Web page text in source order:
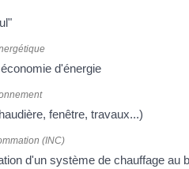
d'énergie
fenêtre, travaux...)
(INC)
d'un système de chauffage au